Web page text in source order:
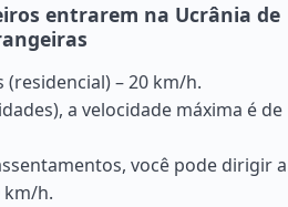
entrarem na Ucrânia de
(residencial) – 20 km/h.
a velocidade máxima é de
você pode dirigir a
km/h.